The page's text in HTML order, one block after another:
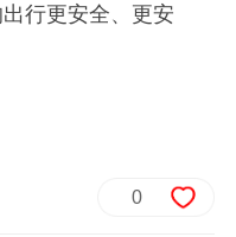
行更安全、更安
0